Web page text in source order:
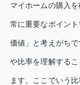
マイホームの購入
常に重要なポイン
価値」と考えがち
や比率を理解する
ます。ここでいう